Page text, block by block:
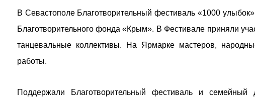
В Севастополе Благотворительный фестиваль «1000
Благотворительного фонда «Крым». В Фестивале приняли
танцевальные коллективы. На Ярмарке мастеров,
работы.
Поддержали Благотворительный фестиваль и